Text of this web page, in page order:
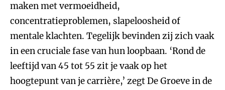
maken met vermoeidheid,
concentratieproblemen, slapeloosheid of
mentale klachten. Tegelijk bevinden zij zich vaak
in een cruciale fase van hun loopbaan. ‘Rond de
leeftijd van 45 tot 55 zit je vaak op het
hoogtepunt van je carrière,’ zegt De Groeve in de